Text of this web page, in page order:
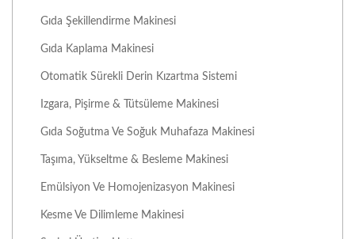
Gıda Şekillendirme Makinesi
Gıda Kaplama Makinesi
Otomatik Sürekli Derin Kızartma Sistemi
Izgara, Pişirme & Tütsüleme Makinesi
Gıda Soğutma Ve Soğuk Muhafaza Makinesi
Taşıma, Yükseltme & Besleme Makinesi
Emülsiyon Ve Homojenizasyon Makinesi
Kesme Ve Dilimleme Makinesi